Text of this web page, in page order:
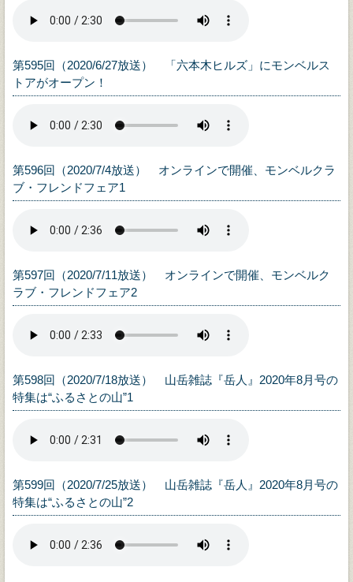
第595回（2020/6/27放送） 「六本木ヒルズ」にモンベルス
トアがオープン！
第596回（2020/7/4放送） オンラインで開催、モンベルクラ
ブ・フレンドフェア1
第597回（2020/7/11放送） オンラインで開催、モンベルク
ラブ・フレンドフェア2
第598回（2020/7/18放送） 山岳雑誌『岳人』2020年8月号の
特集は“ふるさとの山”1
第599回（2020/7/25放送） 山岳雑誌『岳人』2020年8月号の
特集は“ふるさとの山”2